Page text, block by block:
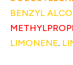
BENZYL
LIMONENE.